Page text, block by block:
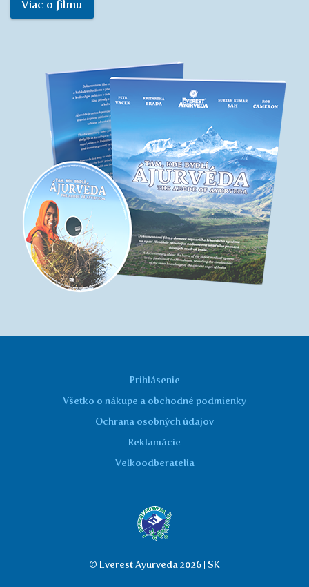
systému na úpätí Himalájí odhaľujúci nadčasovosť
a každodenného života v jeho údoliach, až k posvätným
chrámom v Káthmandu a kráľovským palácom v indickom
Rádžasthánu. Budete sa tak môcť preniesť do bohatého lona
prírody a vedomostí, ktoré formovali poznanie a kultúru
indického subkontinentu.
Viac o filmu
Prihlásenie
Ochrana osobných údajov